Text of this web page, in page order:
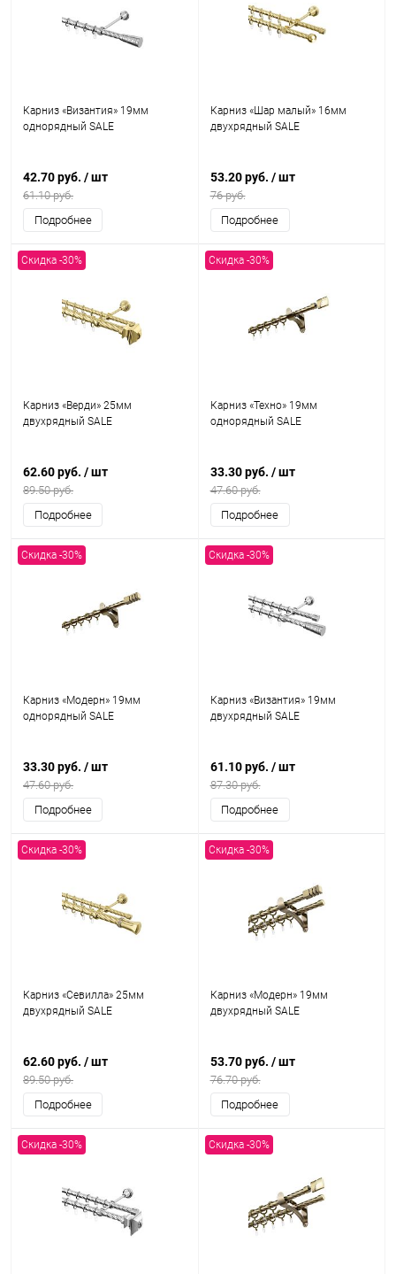
Карниз «Византия» 19мм
однорядный SALE
42.70 руб. / шт
61.10 руб.
Подробнее
Карниз «Шар малый» 16мм
двухрядный SALE
53.20 руб. / шт
76 руб.
Подробнее
Скидка -30%
Карниз «Верди» 25мм
двухрядный SALE
62.60 руб. / шт
89.50 руб.
Подробнее
Скидка -30%
Карниз «Техно» 19мм
однорядный SALE
33.30 руб. / шт
47.60 руб.
Подробнее
Скидка -30%
Карниз «Модерн» 19мм
однорядный SALE
33.30 руб. / шт
47.60 руб.
Подробнее
Скидка -30%
Карниз «Византия» 19мм
двухрядный SALE
61.10 руб. / шт
87.30 руб.
Подробнее
Скидка -30%
Карниз «Севилла» 25мм
двухрядный SALE
62.60 руб. / шт
89.50 руб.
Подробнее
Скидка -30%
Карниз «Модерн» 19мм
двухрядный SALE
53.70 руб. / шт
76.70 руб.
Подробнее
Скидка -30% Скидка -30%